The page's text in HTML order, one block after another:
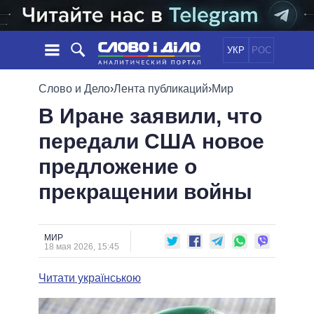
УКР РОС
НОВОСТИ
ЛЕНТА
СОБЫТИЯ
СТАТЬИ
МНЕНИЯ
ОБЗОРЫ
ДАЙДЖЕСТЫ
ПОЛИТИКА
ЭКОНОМИКА
ОБЩЕСТВО
ОБЕЩАНИЯ
ПОЛИТИКИ
ВСЕ ПОЛИТИКИ
ПРЕЗИДЕНТ И ОФИС
ВЕРХОВНАЯ РАДА
КАБИНЕТ МИНИСТРОВ
МЭРЫ
ВСЕ ПЕРСОНЫ
ПОДДЕРЖАТЬ
СРАВНЕНИЕ ПОЛИТИКОВ
Слово и Дело›Лента публикаций›Мир
В Иране заявили, что
передали США новое
предложение о
прекращении войны
МИР
18 мая 2026, 15:45
Читати українською